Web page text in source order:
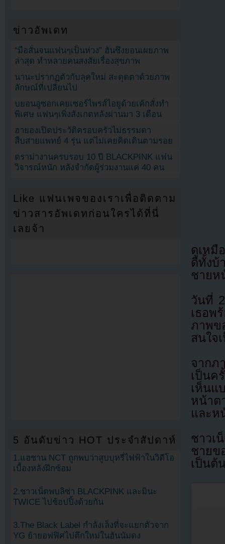
ดูเหมื
ดีทั้งบ้
ชายห
วันที่
เธอพ
ภาพข
สนใจ
จากภ
เป็นค
เห็นแ
หน้าต
และห
ชาวเ
ชาย
เป็นต้
ข่าวอัพเดท
“มือสั่นจนแฟนๆเป็นห่วง” ฮันซึงยอนเผยภาพ
ล่าสุด ทำหลายคนสงสัยเรื่องสุขภาพ
นานะปรากฏตัวกับลุคใหม่ สะดุดตาด้วยภาพ
ลักษณ์ที่เปลี่ยนไป
บยอนอูซอกเคยเซอร์ไพรส์ไอยูด้วยเค้กสั่งทำ
พิเศษ แฟนๆเพิ่งสังเกตหลังผ่านมา 3 เดือน
ฮายองเปิดประวัติครอบครัวไม่ธรรมดา
สืบสายแพทย์ 4 รุ่น แต่ไม่เคยคิดเดินตามรอย
ดราม่างานครบรอบ 10 ปี BLACKPINK แฟน
วิจารณ์หนัก หลังจำกัดผู้ร่วมงานแค่ 40 คน
Like แฟนเพจของเราเพื่อติดตาม
ข่าวสารอัพเดทก่อนใครได้ที่นี่
เลยจ้า
5 อันดับข่าว HOT ประจำสัปดาห์
1.แฮชาน NCT ถูกพบว่าสูบบุหรี่ไฟฟ้าในวิดีโอ
เบื้องหลังฝึกซ้อม
2.ชาวเน็ตพบลิซ่า BLACKPINK และมินะ
TWICE ไปช้อปปิ้งด้วยกัน
3.The Black Label กำลังเล็งที่จะแยกตัวจาก
YG ย้ายอฟฟิศไปตึกใหม่ในฮันนัมดง